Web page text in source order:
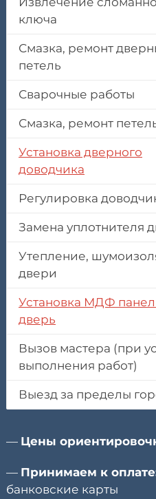
ключа
Смазка, ремонт
петель
Сварочные работы
Смазка, ремонт
Установка дверного
доводчика
Регулировка
Замена уплотнителя
Утепление,
двери
Установка МДФ
дверь
Вызов мастера (при
выполнения работ)
Выезд за пределы
— Цены
— Принимаем к
банковские карты